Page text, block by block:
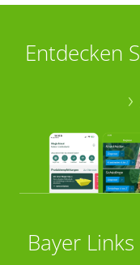
Entdecken
Bayer Links